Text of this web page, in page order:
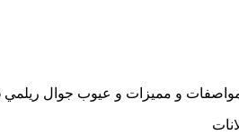
و عيوب جوال ريلمي 6 اي مع موبي سي!